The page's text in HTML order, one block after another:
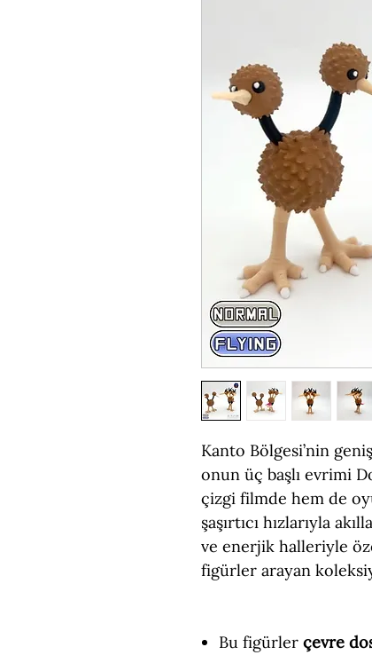
Kanto Bölgesi’nin
onun üç başlı evrimi
çizgi filmde hem de
şaşırtıcı hızlarıyla
ve enerjik halleriyle
figürler arayan
Bu figürler çevre